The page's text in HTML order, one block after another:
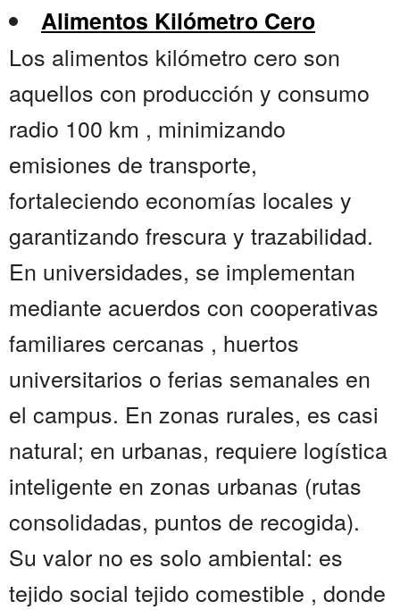
Alimentos Kilómetro Cero
Los alimentos kilómetro cero son
aquellos con producción y consumo
radio 100 km , minimizando
emisiones de transporte,
fortaleciendo economías locales y
garantizando frescura y trazabilidad.
En universidades, se implementan
mediante acuerdos con cooperativas
familiares cercanas , huertos
universitarios o ferias semanales en
el campus. En zonas rurales, es casi
natural; en urbanas, requiere logística
inteligente en zonas urbanas (rutas
consolidadas, puntos de recogida).
Su valor no es solo ambiental: es
tejido social tejido comestible , donde